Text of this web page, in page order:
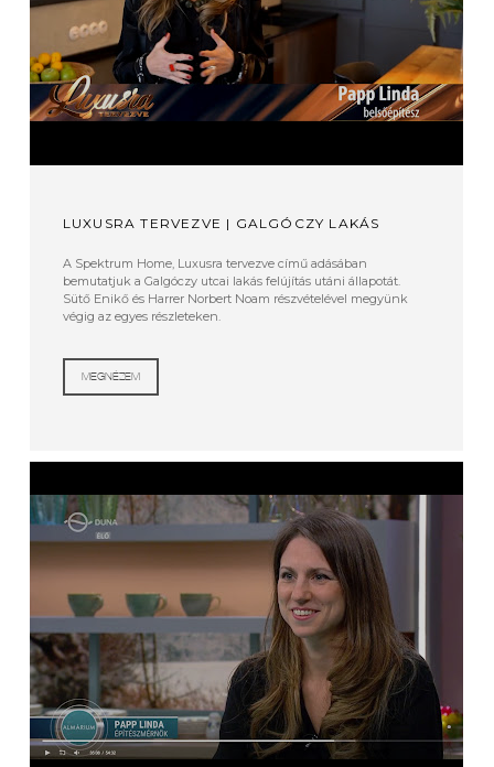
LUXUSRA TERVEZVE | GALGÓCZY LAKÁS
A Spektrum Home, Luxusra tervezve című adásában
bemutatjuk a Galgóczy utcai lakás felújítás utáni állapotát.
Sütő Enikő és Harrer Norbert Noam részvételével megyünk
végig az egyes részleteken.
MEGNÉZEM